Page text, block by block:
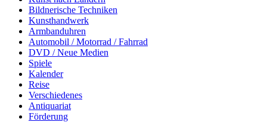
Bildnerische Techniken
Kunsthandwerk
Armbanduhren
Automobil / Motorrad / Fahrrad
DVD / Neue Medien
Spiele
Kalender
Reise
Verschiedenes
Antiquariat
Förderung